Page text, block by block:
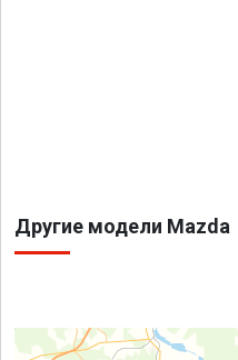
Другие модели Mazda